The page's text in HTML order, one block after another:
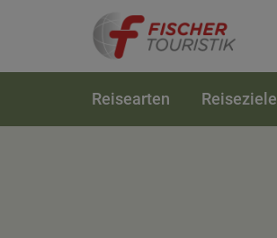
Reisearten Reiseziele